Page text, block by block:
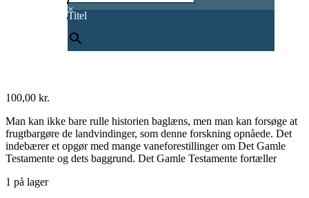
×
Titel
0
100,00 kr.
Man kan ikke bare rulle historien baglæns, men man kan forsøge at
frugtbargøre de landvindinger, som denne forskning opnåede. Det
indebærer et opgør med mange vaneforestillinger om Det Gamle
Testamente og dets baggrund. Det Gamle Testamente fortæller
1 på lager